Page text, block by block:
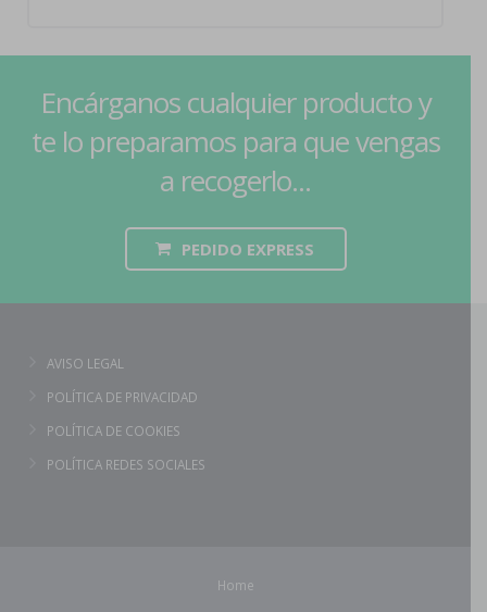
Encárganos cualquier producto y
te lo preparamos para que vengas
a recogerlo...
PEDIDO EXPRESS
AVISO LEGAL
POLÍTICA DE PRIVACIDAD
POLÍTICA DE COOKIES
POLÍTICA REDES SOCIALES
Home